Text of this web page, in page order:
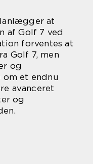
at
af Golf 7 ved
forventes at
Golf 7, men
og
et endnu
avanceret
og